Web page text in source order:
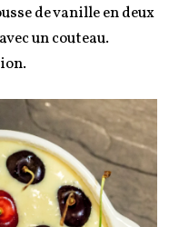
de vanille en deux
un couteau.